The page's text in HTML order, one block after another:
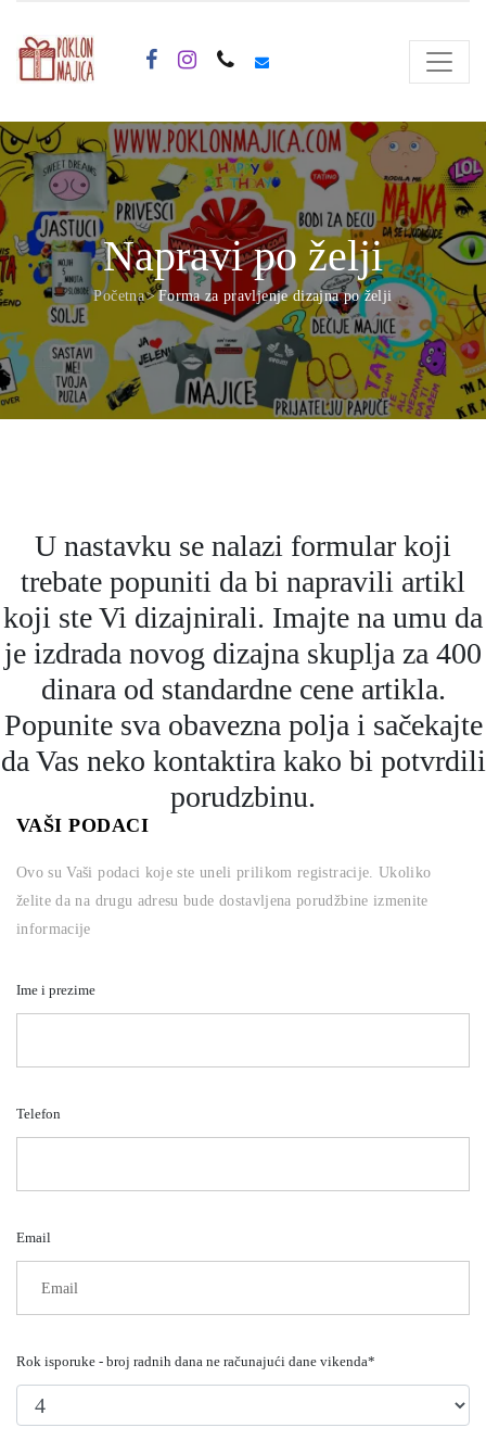
Napravi po želji
Početna Forma za pravljenje dizajna po želji
U nastavku se nalazi formular koji
trebate popuniti da bi napravili artikl
koji ste Vi dizajnirali. Imajte na umu da
je izdrada novog dizajna skuplja za 400
dinara od standardne cene artikla.
Popunite sva obavezna polja i sačekajte
da Vas neko kontaktira kako bi potvrdili
porudzbinu.
VAŠI PODACI
Ovo su Vaši podaci koje ste uneli prilikom registracije. Ukoliko
želite da na drugu adresu bude dostavljena porudžbine izmenite
informacije
Ime i prezime
Telefon
Email
Rok isporuke - broj radnih dana ne računajući dane vikenda*